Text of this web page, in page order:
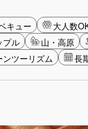
キュー 大人数
プル 山・高原
ンツーリズム 長